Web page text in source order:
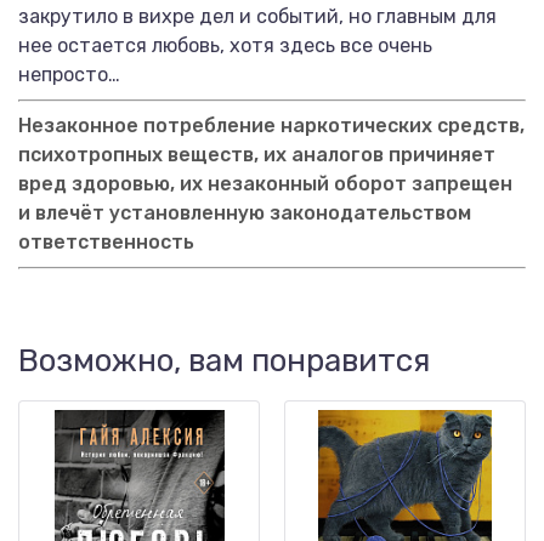
закрутило в вихре дел и событий, но главным для
нее остается любовь, хотя здесь все очень
непросто…
Незаконное потребление наркотических средств,
психотропных веществ, их аналогов причиняет
вред здоровью, их незаконный оборот запрещен
и влечёт установленную законодательством
ответственность
Возможно, вам понравится